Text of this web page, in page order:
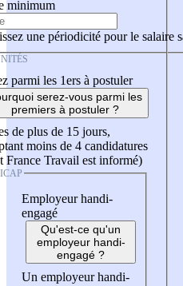
minimum
une périodicité pour le salaire
parmi les 1ers à postuler
serez-vous parmi les
premiers à postuler ?
de plus de 15 jours,
moins de 4 candidatures
France Travail est informé)
Employeur handi-
engagé
Qu'est-ce qu'un
employeur handi-
engagé ?
Un employeur handi-